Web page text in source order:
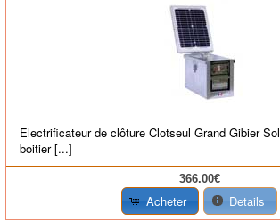
Electrificateur de clôture Clotseul Grand Gibier
boitier [...]
366.00€
Acheter Details